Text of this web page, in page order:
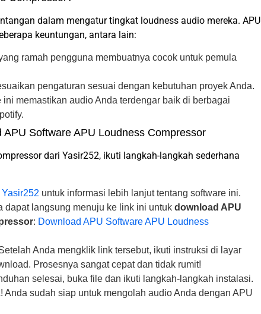
dalam mengatur tingkat loudness audio mereka. APU
keuntungan, antara lain:
ramah pengguna membuatnya cocok untuk pemula
pengaturan sesuai dengan kebutuhan proyek Anda.
ini memastikan audio Anda terdengar baik di berbagai
Software APU Loudness Compressor
dari Yasir252, ikuti langkah-langkah sederhana
Yasir252 untuk informasi lebih lanjut tentang software ini.
dapat langsung menuju ke link ini untuk download APU
: Download APU Software APU Loudness
Anda mengklik link tersebut, ikuti instruksi di layar
Prosesnya sangat cepat dan tidak rumit!
selesai, buka file dan ikuti langkah-langkah instalasi.
Anda sudah siap untuk mengolah audio Anda dengan APU